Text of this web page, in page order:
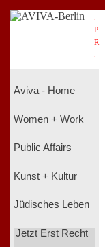
P
R
Aviva - Home
Women + Work
Public Affairs
Kunst + Kultur
Jüdisches Leben
Jetzt Erst Recht